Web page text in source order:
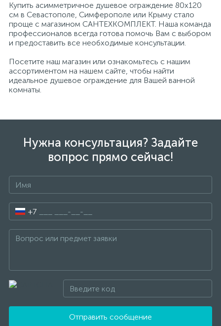
Купить асимметричное душевое ограждение 80х120
см в Севастополе, Симферополе или Крыму стало
проще с магазином САНТЕХКОМПЛЕКТ. Наша команда
профессионалов всегда готова помочь Вам с выбором
и предоставить все необходимые консультации.
Посетите наш магазин или ознакомьтесь с нашим
ассортиментом на нашем сайте, чтобы найти
идеальное душевое ограждение для Вашей ванной
комнаты.
Нужна консультация? Задайте
вопрос прямо сейчас!
+7
Отправить сообщение